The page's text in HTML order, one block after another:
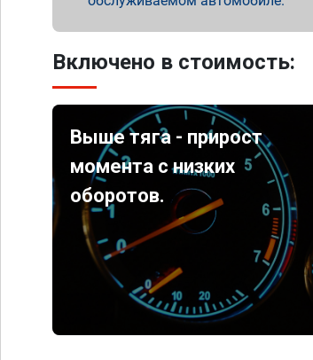
Включено в стоимость:
Выше тяга - прирост
момента с низких
оборотов.